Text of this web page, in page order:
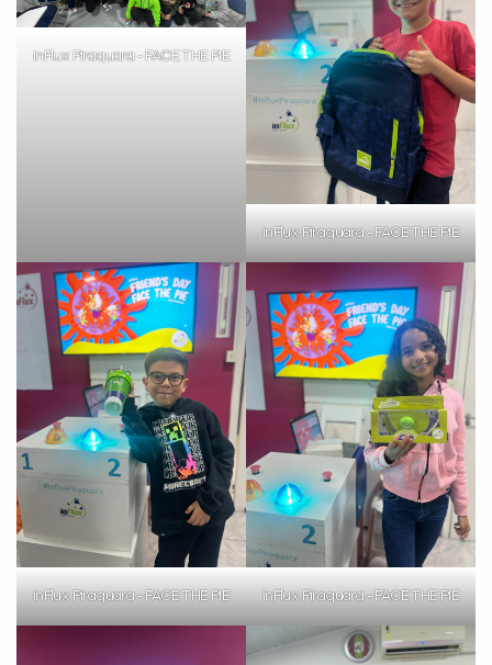
inFlux Piraquara - FACE THE PIE
inFlux Piraquara - FACE THE PIE
inFlux Piraquara - FACE THE PIE inFlux Piraquara - FACE THE PIE